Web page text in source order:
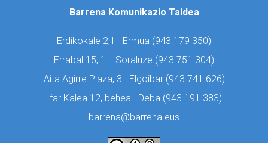
Barrena Komunikazio Taldea
Erdikokale 2,1 · Ermua (943 179 350)
Errabal 15, 1. · Soraluze (943 751 304)
Aita Agirre Plaza, 3 · Elgoibar (943 741 626)
Ifar Kalea 12, behea · Deba (943 191 383)
barrena@barrena.eus